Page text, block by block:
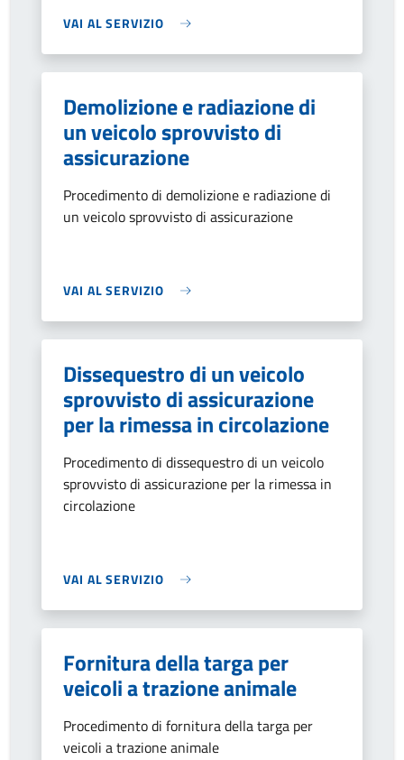
VAI AL SERVIZIO
Demolizione e radiazione di
un veicolo sprovvisto di
assicurazione
Procedimento di demolizione e radiazione di
un veicolo sprovvisto di assicurazione
VAI AL SERVIZIO
Dissequestro di un veicolo
sprovvisto di assicurazione
per la rimessa in circolazione
Procedimento di dissequestro di un veicolo
sprovvisto di assicurazione per la rimessa in
circolazione
VAI AL SERVIZIO
Fornitura della targa per
veicoli a trazione animale
Procedimento di fornitura della targa per
veicoli a trazione animale